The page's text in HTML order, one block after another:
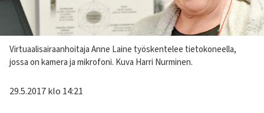
Kuvateksti
Virtuaalisairaanhoitaja Anne Laine työskentelee tietokoneella,
jossa on kamera ja mikrofoni. Kuva Harri Nurminen.
29.5.2017 klo 14:21